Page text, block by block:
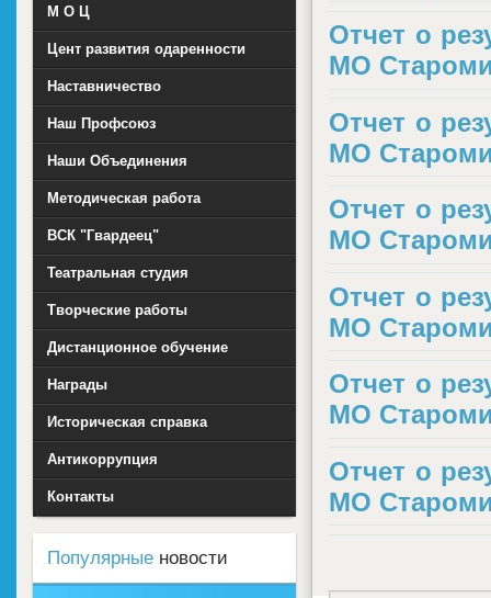
Отчет о
МО
Отчет о
МО
Отчет о
МО
Отчет о
МО
Отчет о
МО
Отчет о
МО
М О Ц
Цент развития одаренности
Наставничество
Наш Профсоюз
Наши Объединения
Методическая работа
ВСК "Гвардеец"
Театральная студия
Творческие работы
Дистанционное обучение
Награды
Историческая справка
Антикоррупция
Контакты
Популярные новости